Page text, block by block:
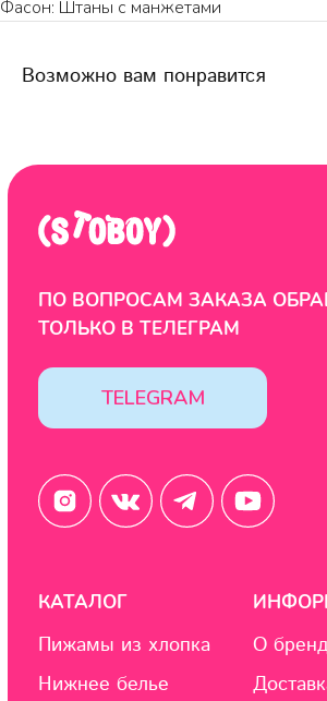
Фасон: Штаны с манжетами
Возможно вам понравится
© 2020-2025 StoboyShop. Все права защищены
Design by: YudinStudio
Политика конфиденциальности
ИНФОРМАЦИЯ
КАТАЛОГ
Уход за изделием
ООО "ЦИФРОВАЯ ФАБРИКА"
ИНН 9701202160